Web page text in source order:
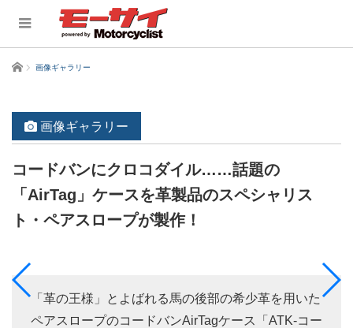
ホーム 画像ギャラリー
画像ギャラリー
コードバンにクロコダイル……話題の
「AirTag」ケースを革製品のスペシャリス
ト・ペアスロープが製作！
「革の王様」とよばれる馬の後部の希少革を用いた
ペアスロープのコードバンAirTagケース「ATK-コー